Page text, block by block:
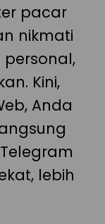
pacar
nikmati
Kini,
Anda
lebih